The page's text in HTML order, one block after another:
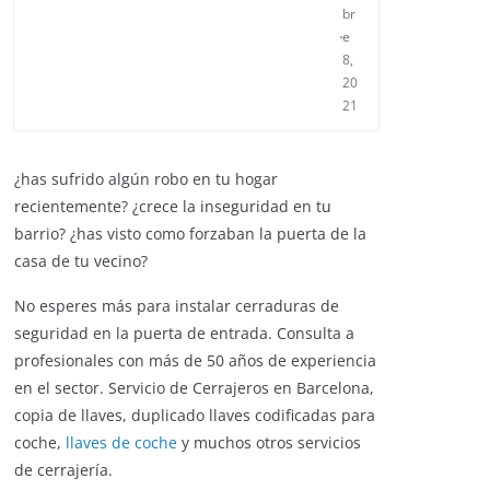
br
e
8,
20
21
¿has sufrido algún robo en tu hogar
recientemente? ¿crece la inseguridad en tu
barrio? ¿has visto como forzaban la puerta de la
casa de tu vecino?
No esperes más para instalar cerraduras de
seguridad en la puerta de entrada. Consulta a
profesionales con más de 50 años de experiencia
en el sector. Servicio de Cerrajeros en Barcelona,
copia de llaves, duplicado llaves codificadas para
coche, llaves de coche y muchos otros servicios
de cerrajería.